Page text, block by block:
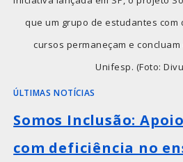
que um grupo de estudantes
cursos permaneçam e
Unifesp. (Foto:
ÚLTIMAS NOTÍCIAS
Somos Inclusão:
com deficiência no